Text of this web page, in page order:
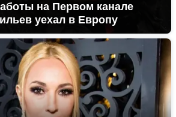
на Первом канале
уехал в Европу